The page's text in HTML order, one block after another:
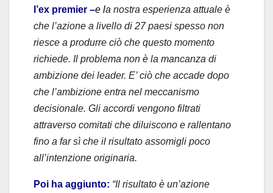
l’ex premier –e la nostra esperienza attuale è
che l’azione a livello di 27 paesi spesso non
riesce a produrre ciò che questo momento
richiede. Il problema non è la mancanza di
ambizione dei leader. E’ ciò che accade dopo
che l’ambizione entra nel meccanismo
decisionale. Gli accordi vengono filtrati
attraverso comitati che diluiscono e rallentano
fino a far sì che il risultato assomigli poco
all’intenzione originaria.
Poi ha aggiunto: “Il risultato è un’azione